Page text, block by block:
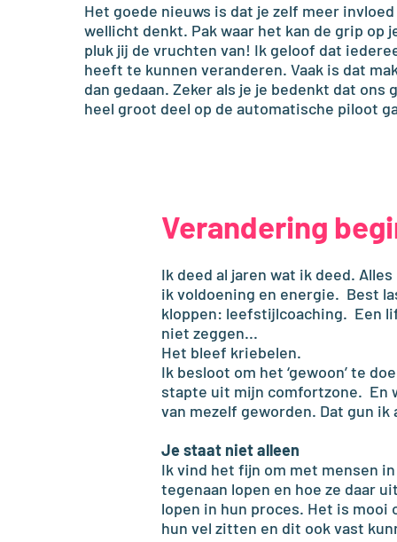
Het goede nieuws is dat je zelf meer
wellicht denkt. Pak waar het kan de grip op
pluk jij de vruchten van! Ik geloof dat
heeft te kunnen veranderen. Vaak is dat
dan gedaan. Zeker als je je bedenkt dat ons
heel groot deel op de automatische piloot
Verandering
Ik deed al jaren wat ik deed.
ik voldoening en energie. Best
kloppen: leefstijlcoaching. Een
niet zeggen...
Het bleef kriebelen.
Ik besloot om het ‘gewoon’ te
stapte uit mijn comfortzone. En
van mezelf geworden. Dat gun
Je staat niet alleen
Ik vind het fijn om met mensen
tegenaan lopen en hoe ze daar
lopen in hun proces. Het is
hun vel zitten en dit ook vast